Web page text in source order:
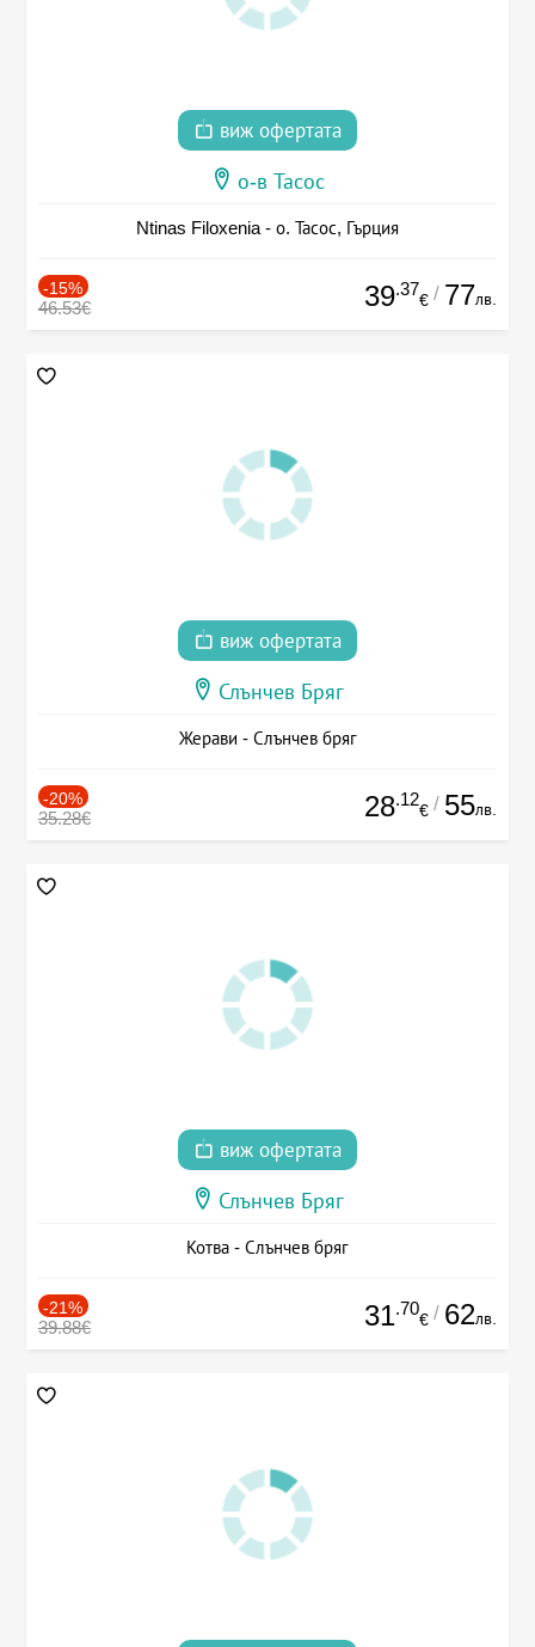
виж офертата
о-в Тасос
Ntinas Filoxenia - о. Тасос, Гърция
-15%
46.53€ 39.37
€ / 77лв.
виж офертата
Слънчев Бряг
Жерави - Слънчев бряг
-20%
35.28€ 28.12
€ / 55лв.
виж офертата
Слънчев Бряг
Котва - Слънчев бряг
-21%
39.88€ 31.70
€ / 62лв.